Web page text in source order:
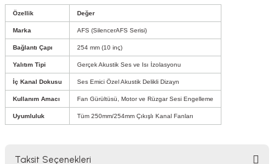
Özellik Değer
Marka AFS (SilencerAFS Serisi)
Bağlantı Çapı 254 mm (10 inç)
Yalıtım Tipi Gerçek Akustik Ses ve Isı İzolasyonu
İç Kanal Dokusu Ses Emici Özel Akustik Delikli Dizayn
Kullanım Amacı Fan Gürültüsü, Motor ve Rüzgar Sesi Engelleme
Uyumluluk Tüm 250mm/254mm Çıkışlı Kanal Fanları
Taksit Seçenekleri